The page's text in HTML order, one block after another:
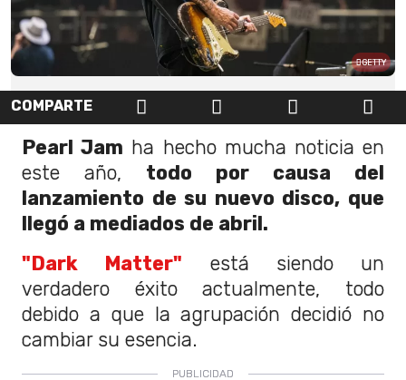
GETTY
COMPARTE
Pearl Jam ha hecho mucha noticia en
este año, todo por causa del
lanzamiento de su nuevo disco, que
llegó a mediados de abril.
"Dark Matter" está siendo un
verdadero éxito actualmente, todo
debido a que la agrupación decidió no
cambiar su esencia.